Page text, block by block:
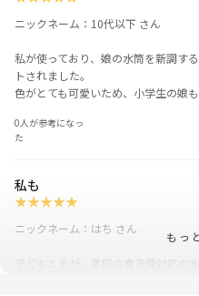
ニックネーム：10代以下 さん
私が使っており、娘の水筒を新調す
トされました。
色がとても可愛いため、小学生の娘も
0人が参考になっ
た
私も
★★★★★
ニックネーム：はち さん
もっ